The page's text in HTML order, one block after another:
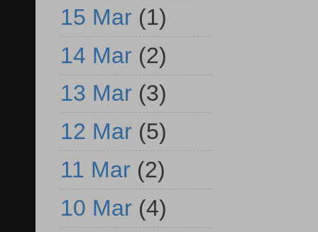
15 Mar (1)
14 Mar (2)
13 Mar (3)
12 Mar (5)
11 Mar (2)
10 Mar (4)